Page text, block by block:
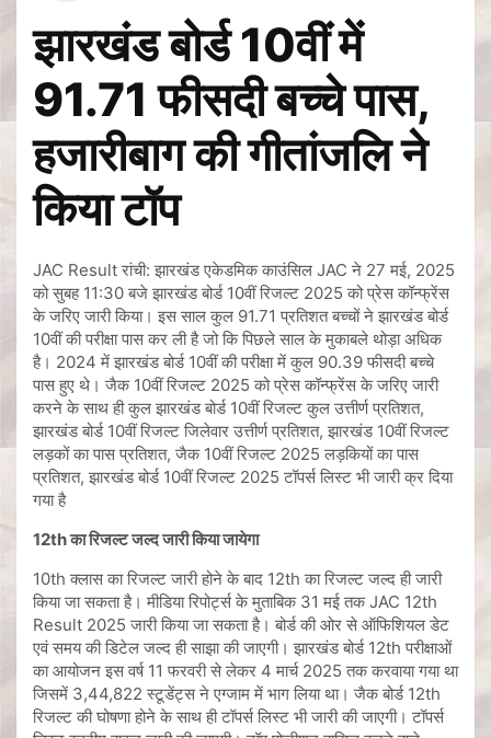
झारखंड बोर्ड 10वीं में
91.71 फीसदी बच्चे पास,
हजारीबाग की गीतांजलि ने
किया टॉप
JAC Result रांची: झारखंड एकेडमिक काउंसिल JAC ने 27 मई, 2025
को सुबह 11:30 बजे झारखंड बोर्ड 10वीं रिजल्ट 2025 को प्रेस कॉन्फ्रेंस
के जरिए जारी किया। इस साल कुल 91.71 प्रतिशत बच्चों ने झारखंड बोर्ड
10वीं की परीक्षा पास कर ली है जो कि पिछले साल के मुकाबले थोड़ा अधिक
है। 2024 में झारखंड बोर्ड 10वीं की परीक्षा में कुल 90.39 फीसदी बच्चे
पास हुए थे। जैक 10वीं रिजल्ट 2025 को प्रेस कॉन्फ्रेंस के जरिए जारी
करने के साथ ही कुल झारखंड बोर्ड 10वीं रिजल्ट कुल उत्तीर्ण प्रतिशत,
झारखंड बोर्ड 10वीं रिजल्ट जिलेवार उत्तीर्ण प्रतिशत, झारखंड 10वीं रिजल्ट
लड़कों का पास प्रतिशत, जैक 10वीं रिजल्ट 2025 लड़कियों का पास
प्रतिशत, झारखंड बोर्ड 10वीं रिजल्ट 2025 टॉपर्स लिस्ट भी जारी क्र दिया
गया है
12th का रिजल्ट जल्द जारी किया जायेगा
10th क्लास का रिजल्ट जारी होने के बाद 12th का रिजल्ट जल्द ही जारी
किया जा सकता है। मीडिया रिपोर्ट्स के मुताबिक 31 मई तक JAC 12th
Result 2025 जारी किया जा सकता है। बोर्ड की ओर से ऑफिशियल डेट
एवं समय की डिटेल जल्द ही साझा की जाएगी। झारखंड बोर्ड 12th परीक्षाओं
का आयोजन इस वर्ष 11 फरवरी से लेकर 4 मार्च 2025 तक करवाया गया था
जिसमें 3,44,822 स्टूडेंट्स ने एग्जाम में भाग लिया था। जैक बोर्ड 12th
रिजल्ट की घोषणा होने के साथ ही टॉपर्स लिस्ट भी जारी की जाएगी। टॉपर्स